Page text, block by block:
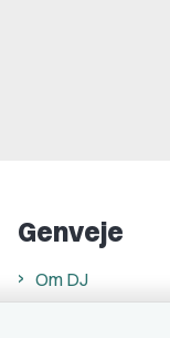
Genveje
Om DJ